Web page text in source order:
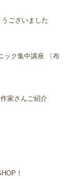
ございました
ック集中講座 〔布
家さんご紹介
！